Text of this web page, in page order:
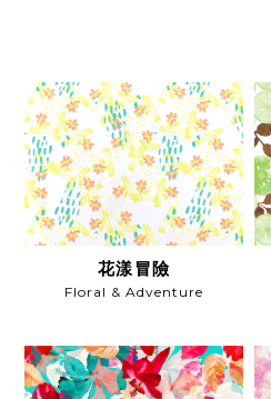
花漾冒險
Floral & Adventure